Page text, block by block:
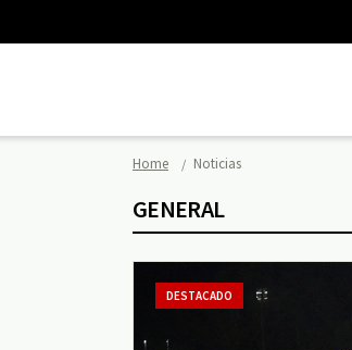
Home Noticias
GENERAL
DESTACADO